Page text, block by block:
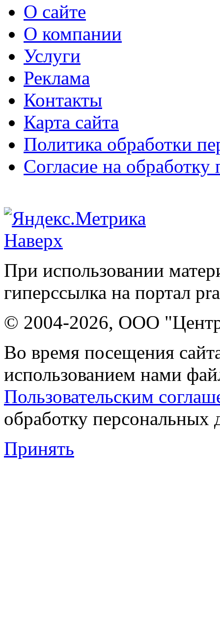
О сайте
О компании
Услуги
Реклама
Контакты
Карта сайта
Политика обработки
Согласие на
Наверх
При использовании
гиперссылка на портал
© 2004-2026, ООО "Центр
Во время посещения
использованием нами
Пользовательским
обработку персональных
Принять